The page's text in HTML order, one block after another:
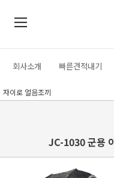
회사소개 빠른견적내기
자이로 얼음조끼
JC-1030 군용